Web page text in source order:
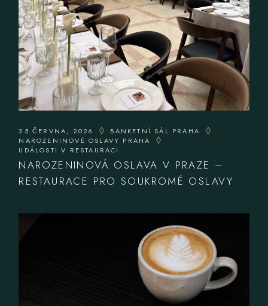
25 ČERVNA, 2026
BANKETNÍ SÁL PRAHA
NAROZENINOVÉ OSLAVY PRAHA
UDÁLOSTI V RESTAURACI
NAROZENINOVÁ OSLAVA V PRAZE –
RESTAURACE PRO SOUKROMÉ OSLAVY